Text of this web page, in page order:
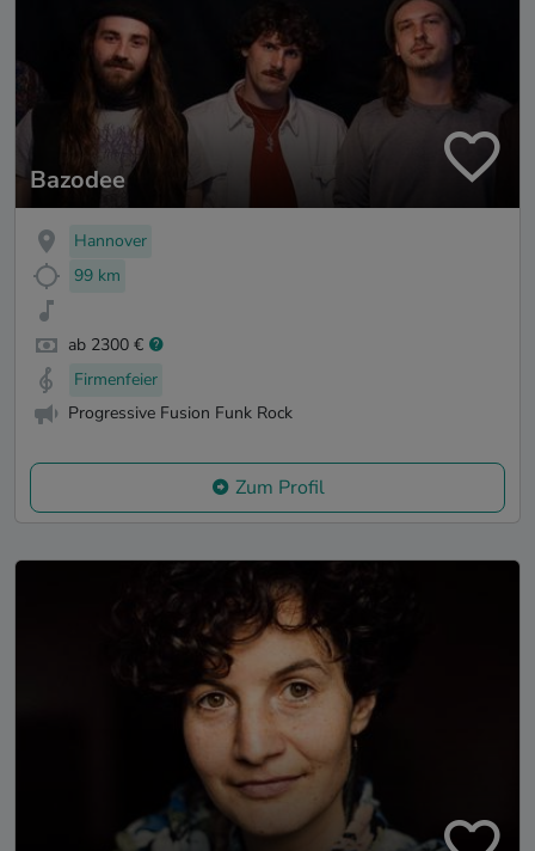
Bazodee
Hannover
99 km
ab 2300 €
Firmenfeier
Progressive Fusion Funk Rock
Zum Profil